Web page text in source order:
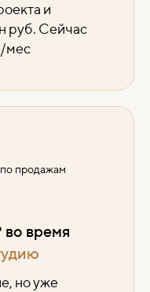
и
руб. Сейчас
мес
продажам
время
но уже